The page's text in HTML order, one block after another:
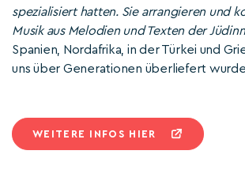
spezialisiert hatten. Sie arrangieren und
Musik aus Melodien und Texten der
Spanien, Nordafrika, in der Türkei und
uns über Generationen überliefert
WEITERE INFOS HIER